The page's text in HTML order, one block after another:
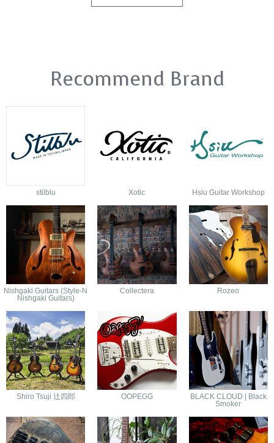
Recommend Brand
stilblu Xotic Hsiu Guitar Workshop
Nishgaki Guitars (Style-N
Nishgaki Guitars)
Collectera Rozeo
Shiro Tsuji 辻四郎 OOPEGG
BLACK CLOUD | Black
Smoker